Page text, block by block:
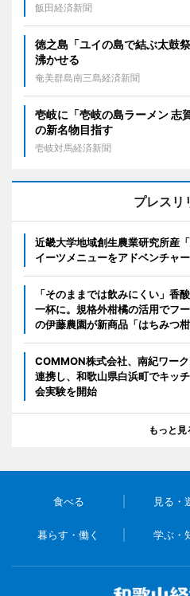
飯田経済新聞
徳之島「ユイの島で結ぶ太鼓
沸かせる
奄美群島南三島経済新聞
壱岐に「壱岐の島ラーメン
の新名物目指す
壱岐対馬経済新聞
プレスリ
近畿大学地域創生農業研究所産
イーツメニューをアドベンチャ
「そのままでは飲みにくい」香
一杯に。規格外柑橘の活用でフ
の伊藤農園が新商品「はちみつ
COMMON株式会社、南紀ワー
連携し、和歌山県白浜町でキッ
会実験を開始
もっと見
食べる 見る・
暮らす・働く 学ぶ・